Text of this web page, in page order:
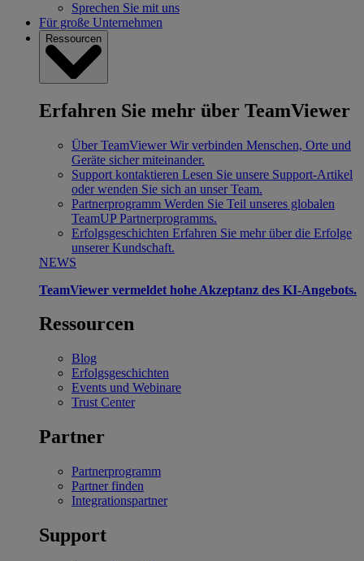
Sprechen Sie mit uns
Für große Unternehmen
Ressourcen
Erfahren Sie mehr über TeamViewer
Über TeamViewer Wir verbinden Menschen, Orte und
Geräte sicher miteinander.
Support kontaktieren Lesen Sie unsere Support-Artikel
oder wenden Sie sich an unser Team.
Partnerprogramm Werden Sie Teil unseres globalen
TeamUP Partnerprogramms.
Erfolgsgeschichten Erfahren Sie mehr über die Erfolge
unserer Kundschaft.
NEWS
TeamViewer vermeldet hohe Akzeptanz des KI-Angebots.
Ressourcen
Blog
Erfolgsgeschichten
Events und Webinare
Trust Center
Partner
Partnerprogramm
Partner finden
Integrationspartner
Support